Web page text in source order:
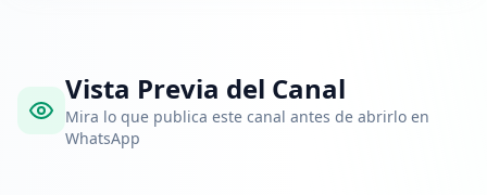
Vista Previa del Canal
Mira lo que publica este canal antes de abrirlo en
WhatsApp